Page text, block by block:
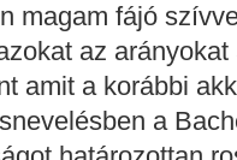
magam fájó
az
amit a korábbi
a